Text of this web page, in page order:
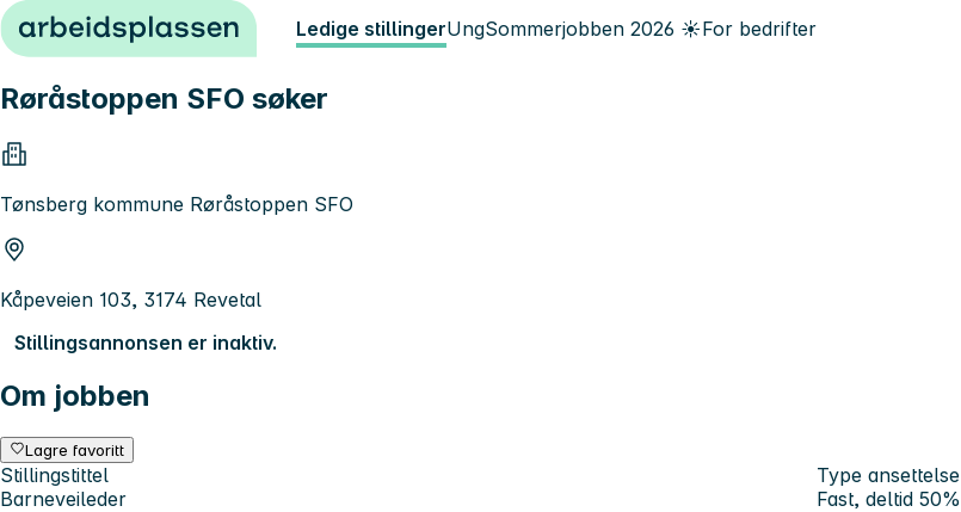
Hopp til innhold Ledige stillingerUngSommerjobben 2026 ☀️For bedrifter
Røråstoppen SFO søker
Tønsberg kommune Røråstoppen SFO
Kåpeveien 103, 3174 Revetal
Stillingsannonsen er inaktiv.
Om jobben
Lagre favoritt
Stillingstittel
Barneveileder
Type ansettelse
Fast, deltid 50%